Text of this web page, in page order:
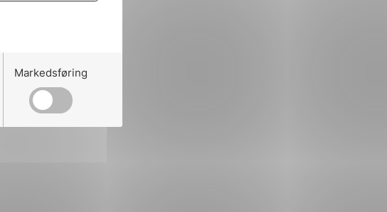
Markedsføring